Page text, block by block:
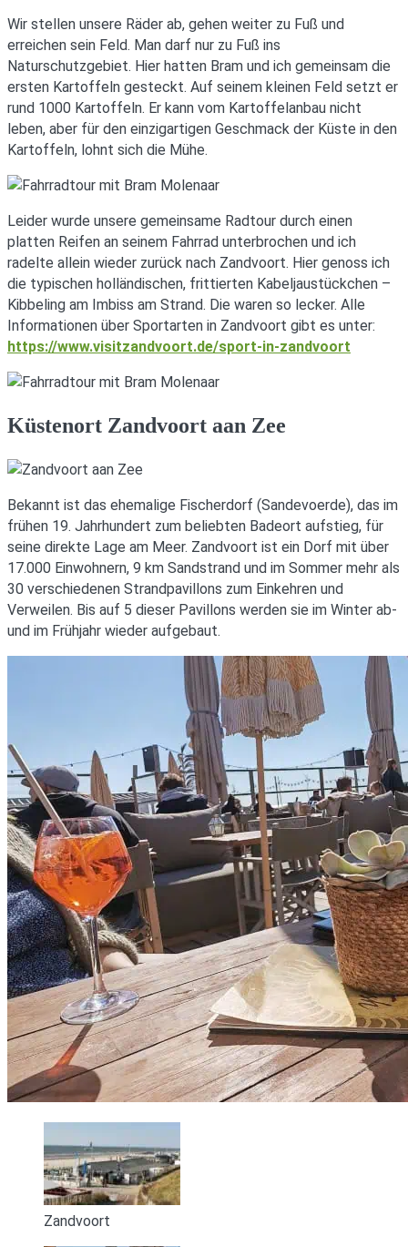
Wir stellen unsere Räder ab, gehen weiter zu Fuß und
erreichen sein Feld. Man darf nur zu Fuß ins
Naturschutzgebiet. Hier hatten Bram und ich gemeinsam die
ersten Kartoffeln gesteckt. Auf seinem kleinen Feld setzt er
rund 1000 Kartoffeln. Er kann vom Kartoffelanbau nicht
leben, aber für den einzigartigen Geschmack der Küste in den
Kartoffeln, lohnt sich die Mühe.
Leider wurde unsere gemeinsame Radtour durch einen
platten Reifen an seinem Fahrrad unterbrochen und ich
radelte allein wieder zurück nach Zandvoort. Hier genoss ich
die typischen holländischen, frittierten Kabeljaustückchen –
Kibbeling am Imbiss am Strand. Die waren so lecker. Alle
Informationen über Sportarten in Zandvoort gibt es unter:
https://www.visitzandvoort.de/sport-in-zandvoort
Küstenort Zandvoort aan Zee
Bekannt ist das ehemalige Fischerdorf (Sandevoerde), das im
frühen 19. Jahrhundert zum beliebten Badeort aufstieg, für
seine direkte Lage am Meer. Zandvoort ist ein Dorf mit über
17.000 Einwohnern, 9 km Sandstrand und im Sommer mehr als
30 verschiedenen Strandpavillons zum Einkehren und
Verweilen. Bis auf 5 dieser Pavillons werden sie im Winter ab-
und im Frühjahr wieder aufgebaut.
Zandvoort